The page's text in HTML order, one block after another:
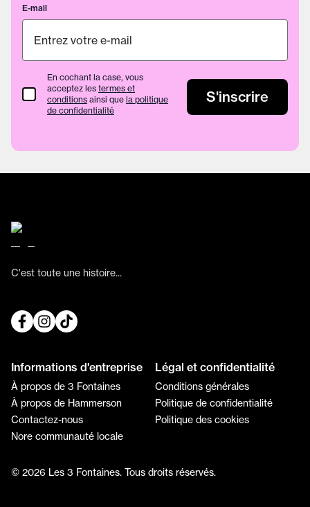
E-mail
termes et conditions
En cochant la case, vous
acceptez les termes et
conditions ainsi que la politique
de confidentialité
S'inscrire
C'est toute une histoire...
Informations d'entreprise
À propos de 3 Fontaines
À propos de Hammerson
Contactez-nous
Nore communauté locale
Légal et confidentialité
Conditions générales
Politique de confidentialité
Politique des cookies
© 2026 Les 3 Fontaines. Tous droits réservés.